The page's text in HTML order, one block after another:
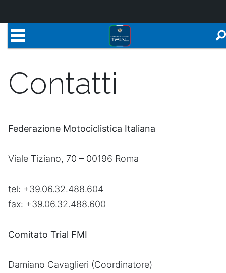
Contatti
Federazione Motociclistica Italiana
Viale Tiziano, 70 – 00196 Roma
tel: +39.06.32.488.604
fax: +39.06.32.488.600
Comitato Trial FMI
Damiano Cavaglieri (Coordinatore)